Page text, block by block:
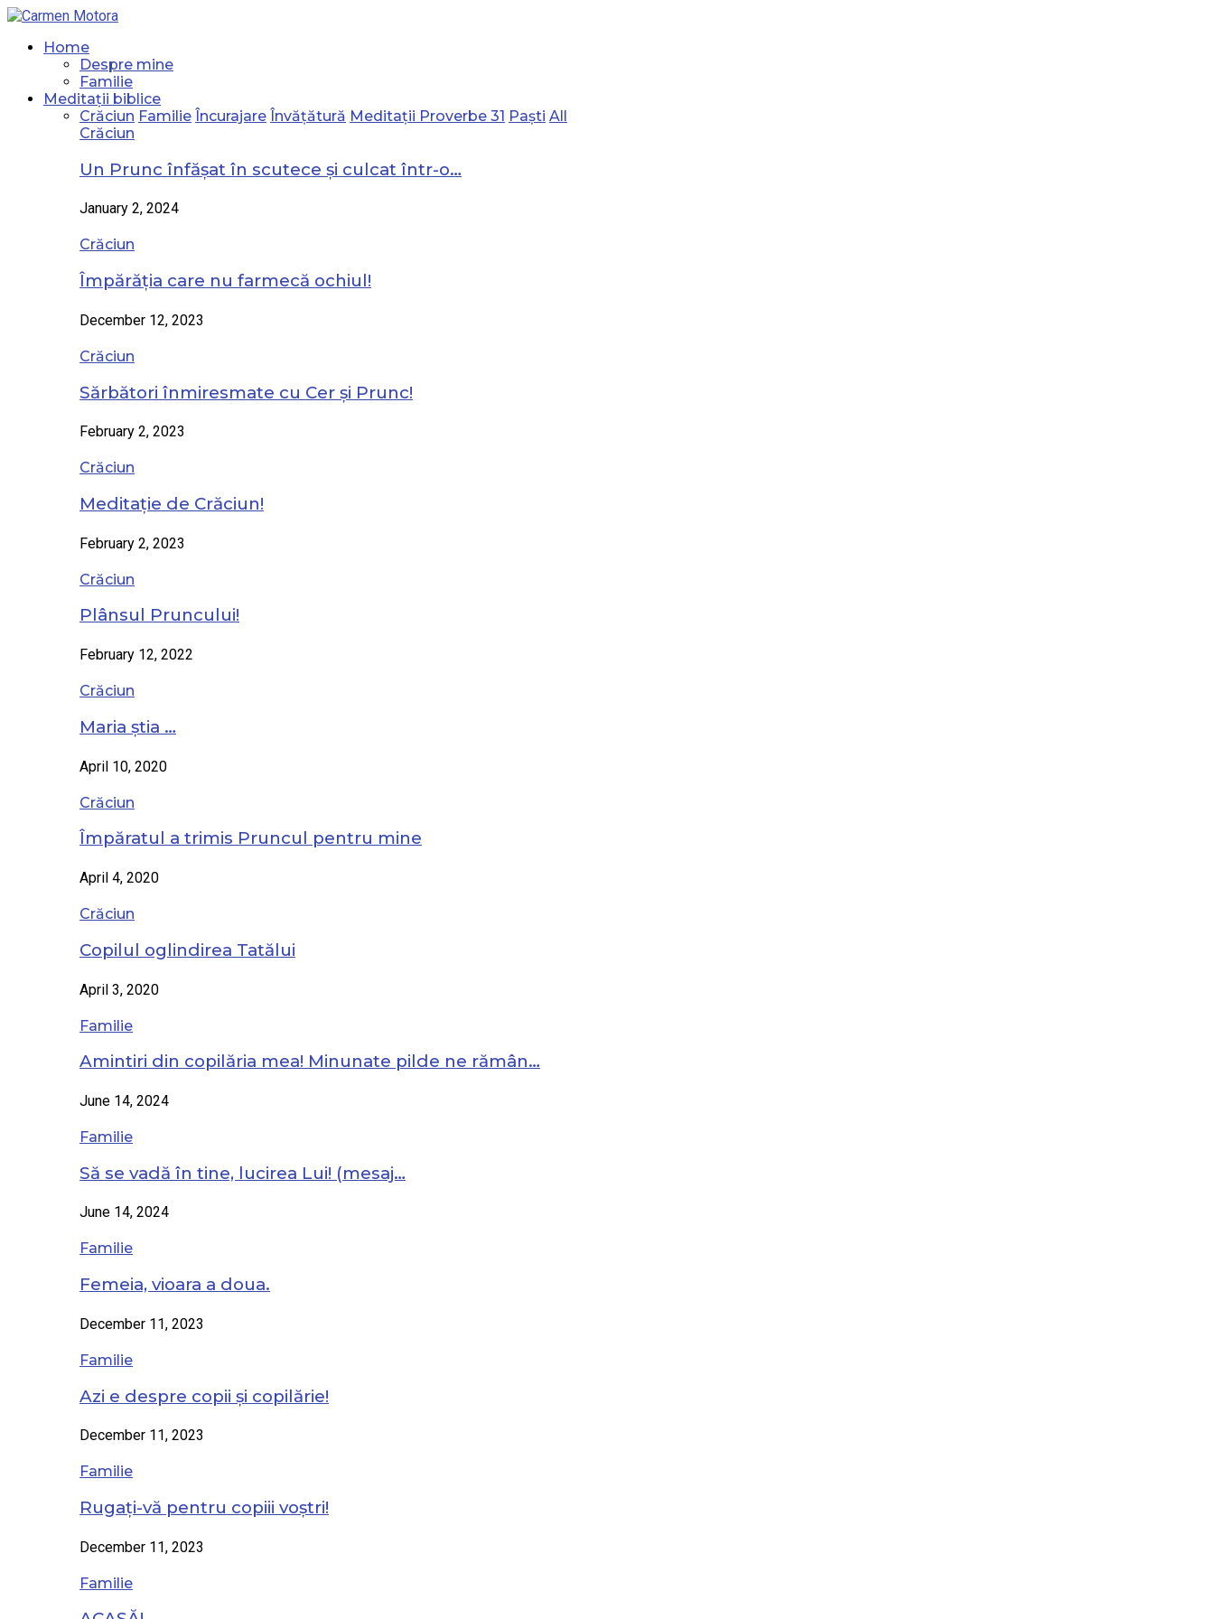
Home
Despre mine
Familie
Meditații biblice
Crăciun Familie Încurajare Învățătură Meditații Proverbe 31 Paști All
Crăciun
Un Prunc înfășat în scutece și culcat într-o…
January 2, 2024
Crăciun
Împărăția care nu farmecă ochiul!
December 12, 2023
Crăciun
Sărbători înmiresmate cu Cer și Prunc!
February 2, 2023
Crăciun
Meditație de Crăciun!
February 2, 2023
Crăciun
Plânsul Pruncului!
February 12, 2022
Crăciun
Maria știa …
April 10, 2020
Crăciun
Împăratul a trimis Pruncul pentru mine
April 4, 2020
Crăciun
Copilul oglindirea Tatălui
April 3, 2020
Familie
Amintiri din copilăria mea! Minunate pilde ne rămân…
June 14, 2024
Familie
Să se vadă în tine, lucirea Lui! (mesaj…
June 14, 2024
Familie
Femeia, vioara a doua.
December 11, 2023
Familie
Azi e despre copii și copilărie!
December 11, 2023
Familie
Rugați-vă pentru copiii voștri!
December 11, 2023
Familie